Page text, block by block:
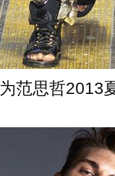
为范思哲2013